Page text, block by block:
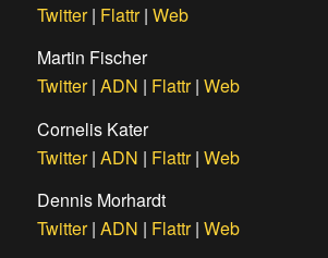
Twitter| Flattr| Web
Martin Fischer
Twitter| ADN | Flattr| Web
Cornelis Kater
Twitter| ADN | Flattr| Web
Dennis Morhardt
Twitter| ADN | Flattr| Web